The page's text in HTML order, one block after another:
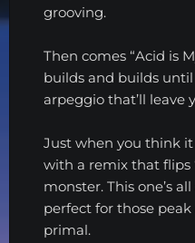
EL
RADIOSHOW
Noticias
Opinión
grooving.
Then comes “Acid is
builds and builds
arpeggio that’ll leave
Just when you think it
with a remix that flips
monster. This one’s
perfect for those
primal.